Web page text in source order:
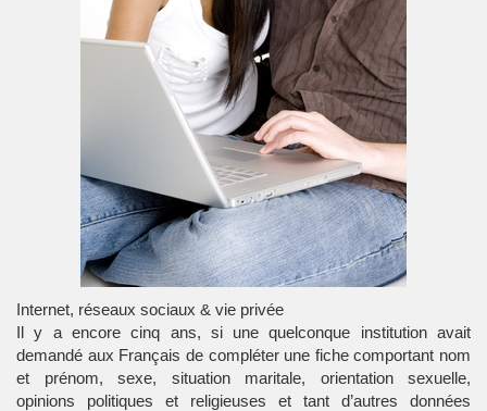
Internet, réseaux sociaux & vie privée
Il y a encore cinq ans, si une quelconque institution avait
demandé aux Français de compléter une fiche comportant nom
et prénom, sexe, situation maritale, orientation sexuelle,
opinions politiques et religieuses et tant d’autres données